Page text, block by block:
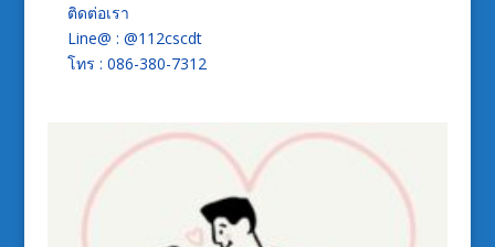
ติดต่อเรา
Line@ : @112cscdt
โทร : 086-380-7312